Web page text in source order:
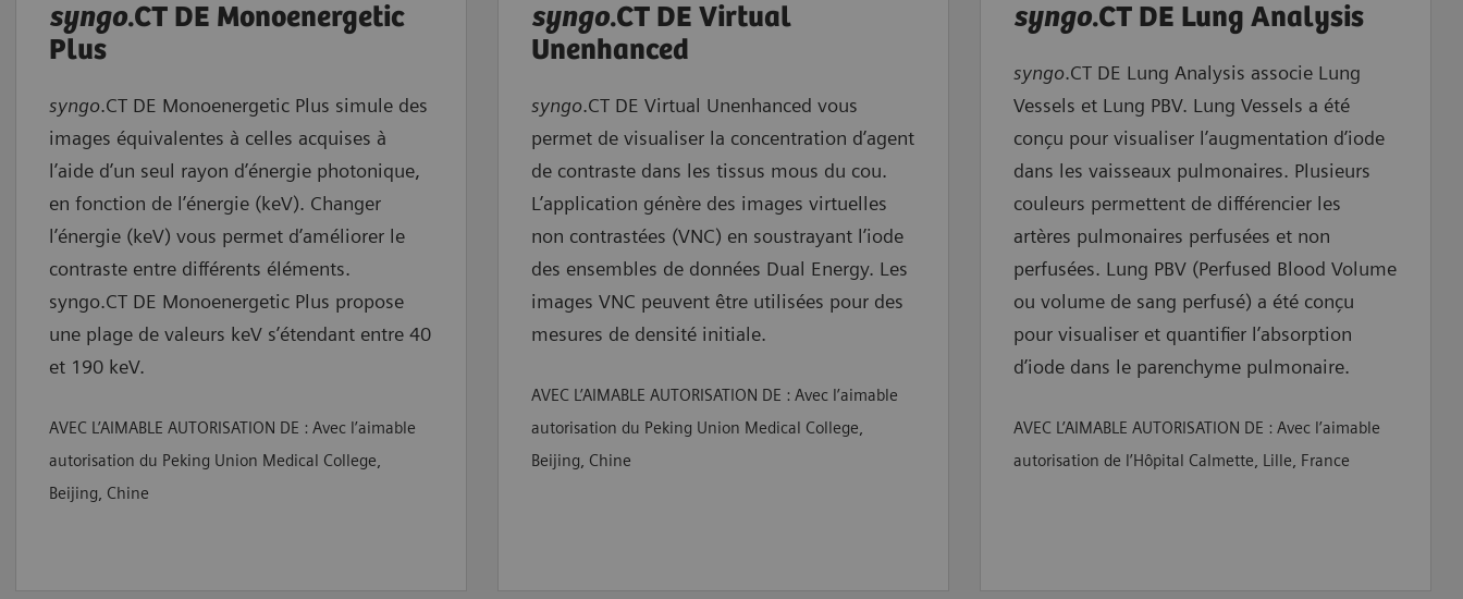
syngo.CT DE Monoenergetic
Plus
syngo.CT DE Monoenergetic Plus simule des
images équivalentes à celles acquises à
l’aide d’un seul rayon d’énergie photonique,
en fonction de l’énergie (keV). Changer
l’énergie (keV) vous permet d’améliorer le
contraste entre différents éléments.
syngo.CT DE Monoenergetic Plus propose
une plage de valeurs keV s’étendant entre 40
et 190 keV.
AVEC L’AIMABLE AUTORISATION DE : Avec l’aimable
autorisation du Peking Union Medical College,
Beijing, Chine
syngo.CT DE Virtual
Unenhanced
syngo.CT DE Virtual Unenhanced vous
permet de visualiser la concentration d’agent
de contraste dans les tissus mous du cou.
L’application génère des images virtuelles
non contrastées (VNC) en soustrayant l’iode
des ensembles de données Dual Energy. Les
images VNC peuvent être utilisées pour des
mesures de densité initiale.
AVEC L’AIMABLE AUTORISATION DE : Avec l’aimable
autorisation du Peking Union Medical College,
Beijing, Chine
syngo.CT DE Lung Analysis
syngo.CT DE Lung Analysis associe Lung
Vessels et Lung PBV. Lung Vessels a été
conçu pour visualiser l’augmentation d’iode
dans les vaisseaux pulmonaires. Plusieurs
couleurs permettent de différencier les
artères pulmonaires perfusées et non
perfusées. Lung PBV (Perfused Blood Volume
ou volume de sang perfusé) a été conçu
pour visualiser et quantifier l’absorption
d’iode dans le parenchyme pulmonaire.
AVEC L’AIMABLE AUTORISATION DE : Avec l’aimable
autorisation de l’Hôpital Calmette, Lille, France